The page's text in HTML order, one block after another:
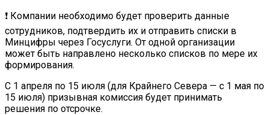
❗ Компании необходимо будет проверить данные
сотрудников, подтвердить их и отправить списки в
Минцифры через Госуслуги. От одной организации
может быть направлено несколько списков по мере их
формирования.
С 1 апреля по 15 июля (для Крайнего Севера — с 1 мая по
15 июля) призывная комиссия будет принимать
решения по отсрочке.